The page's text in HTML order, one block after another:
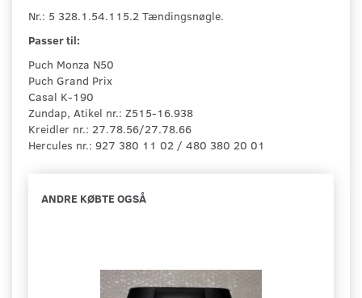
Nr.: 5 328.1.54.115.2 Tændingsnøgle.
Passer til:
Puch Monza N50
Puch Grand Prix
Casal K-190
Zundap, Atikel nr.: Z515-16.938
Kreidler nr.: 27.78.56/27.78.66
Hercules nr.: 927 380 11 02 / 480 380 20 01
ANDRE KØBTE OGSÅ